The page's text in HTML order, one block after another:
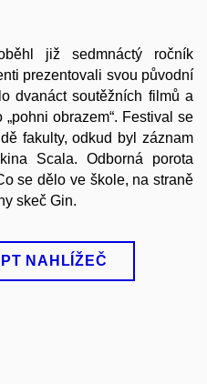
již sedmnáctý ročník
prezentovali svou původní
dvanáct soutěžních filmů a
obrazem“. Festival se
fakulty, odkud byl záznam
Scala. Odborná porota
se dělo ve škole, na straně
skeč Gin.
NAHLÍŽEČ